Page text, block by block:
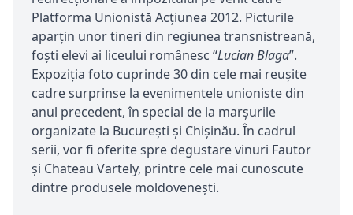
Platforma Unionistă Acțiunea 2012. Picturile
aparțin unor tineri din regiunea transnistreană,
foști elevi ai liceului românesc “Lucian Blaga”.
Expoziția foto cuprinde 30 din cele mai reușite
cadre surprinse la evenimentele unioniste din
anul precedent, în special de la marșurile
organizate la București și Chișinău. În cadrul
serii, vor fi oferite spre degustare vinuri Fautor
și Chateau Vartely, printre cele mai cunoscute
dintre produsele moldovenești.